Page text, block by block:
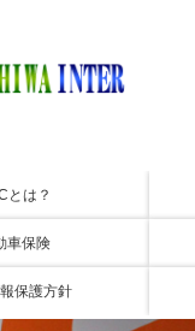
とは？
車保険
保護方針